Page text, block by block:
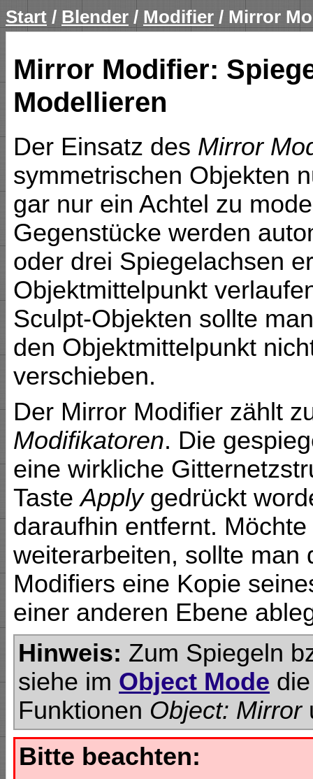
Start / Blender / Modifier / Mirror
Mirror Modifier:
Modellieren
Der Einsatz des Mirror
symmetrischen Objekten
gar nur ein Achtel zu
Gegenstücke werden
oder drei Spiegelachsen
Objektmittelpunkt
Sculpt-Objekten sollte
den Objektmittelpunkt
verschieben.
Der Mirror Modifier zählt
Modifikatoren. Die
eine wirkliche
TasteApplygedrückt
daraufhin entfernt.
weiterarbeiten, sollte man
Modifiers eine Kopie
einer anderen Ebene
Hinweis: Zum Spiegeln
siehe im Object Mode
Funktionen Object: Mirror
Bitte beachten: